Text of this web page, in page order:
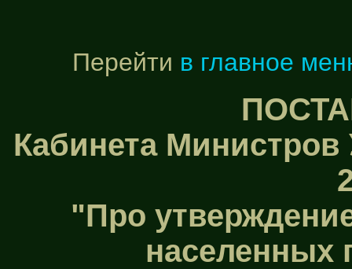
Перейти в главное
Кабинета
"Про
населенных